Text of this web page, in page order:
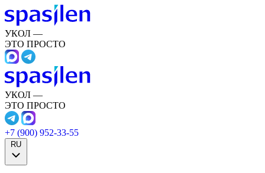
УКОЛ —
ЭТО ПРОСТО
УКОЛ —
ЭТО ПРОСТО
+7 (900) 952-33-55
RU